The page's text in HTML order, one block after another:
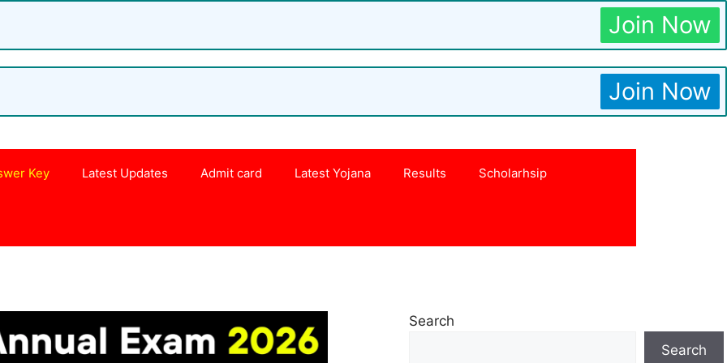
Join Now
Join Now
Key Latest Updates Admit card Latest Yojana Results Scholarhsip
Search
Search